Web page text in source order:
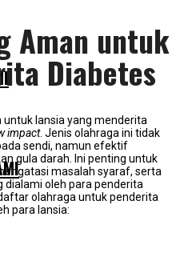
Aman untuk
Diabetes
lansia yang menderita
impact. Jenis olahraga ini tidak
sendi, namun efektif
gula darah. Ini penting untuk
masalah syaraf, serta
dialami oleh para penderita
olahraga untuk penderita
para lansia: